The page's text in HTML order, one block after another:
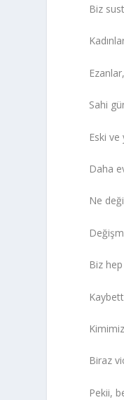
Biz
Sahi
Eski
Daha
Ne
Biz
Biraz
Pekii,